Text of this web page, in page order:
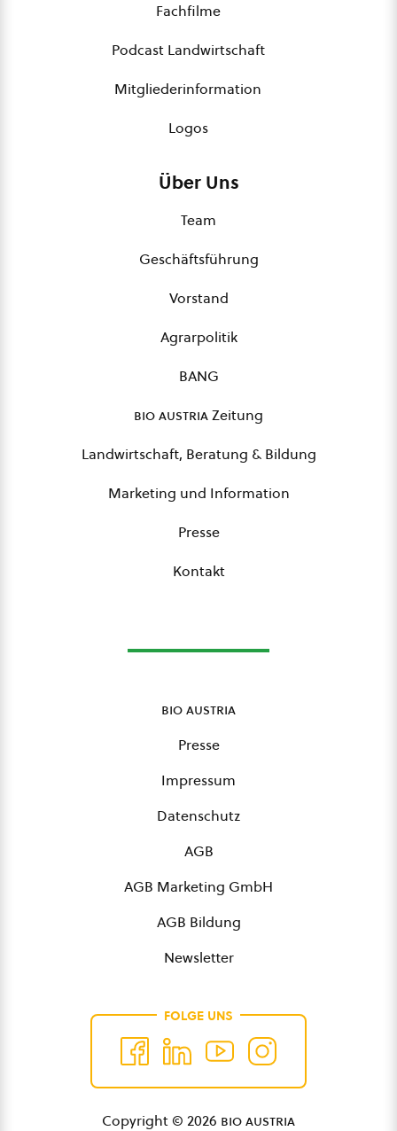
Fachfilme
Podcast Landwirtschaft
Mitgliederinformation
Logos
Über Uns
Team
Geschäftsführung
Vorstand
Agrarpolitik
BANG
bio austriaZeitung
Landwirtschaft, Beratung & Bildung
Marketing und Information
Presse
Kontakt
bio austria
Presse
Impressum
Datenschutz
AGB
AGB Marketing GmbH
AGB Bildung
Newsletter
FOLGE UNS
Copyright © 2026 bio austria